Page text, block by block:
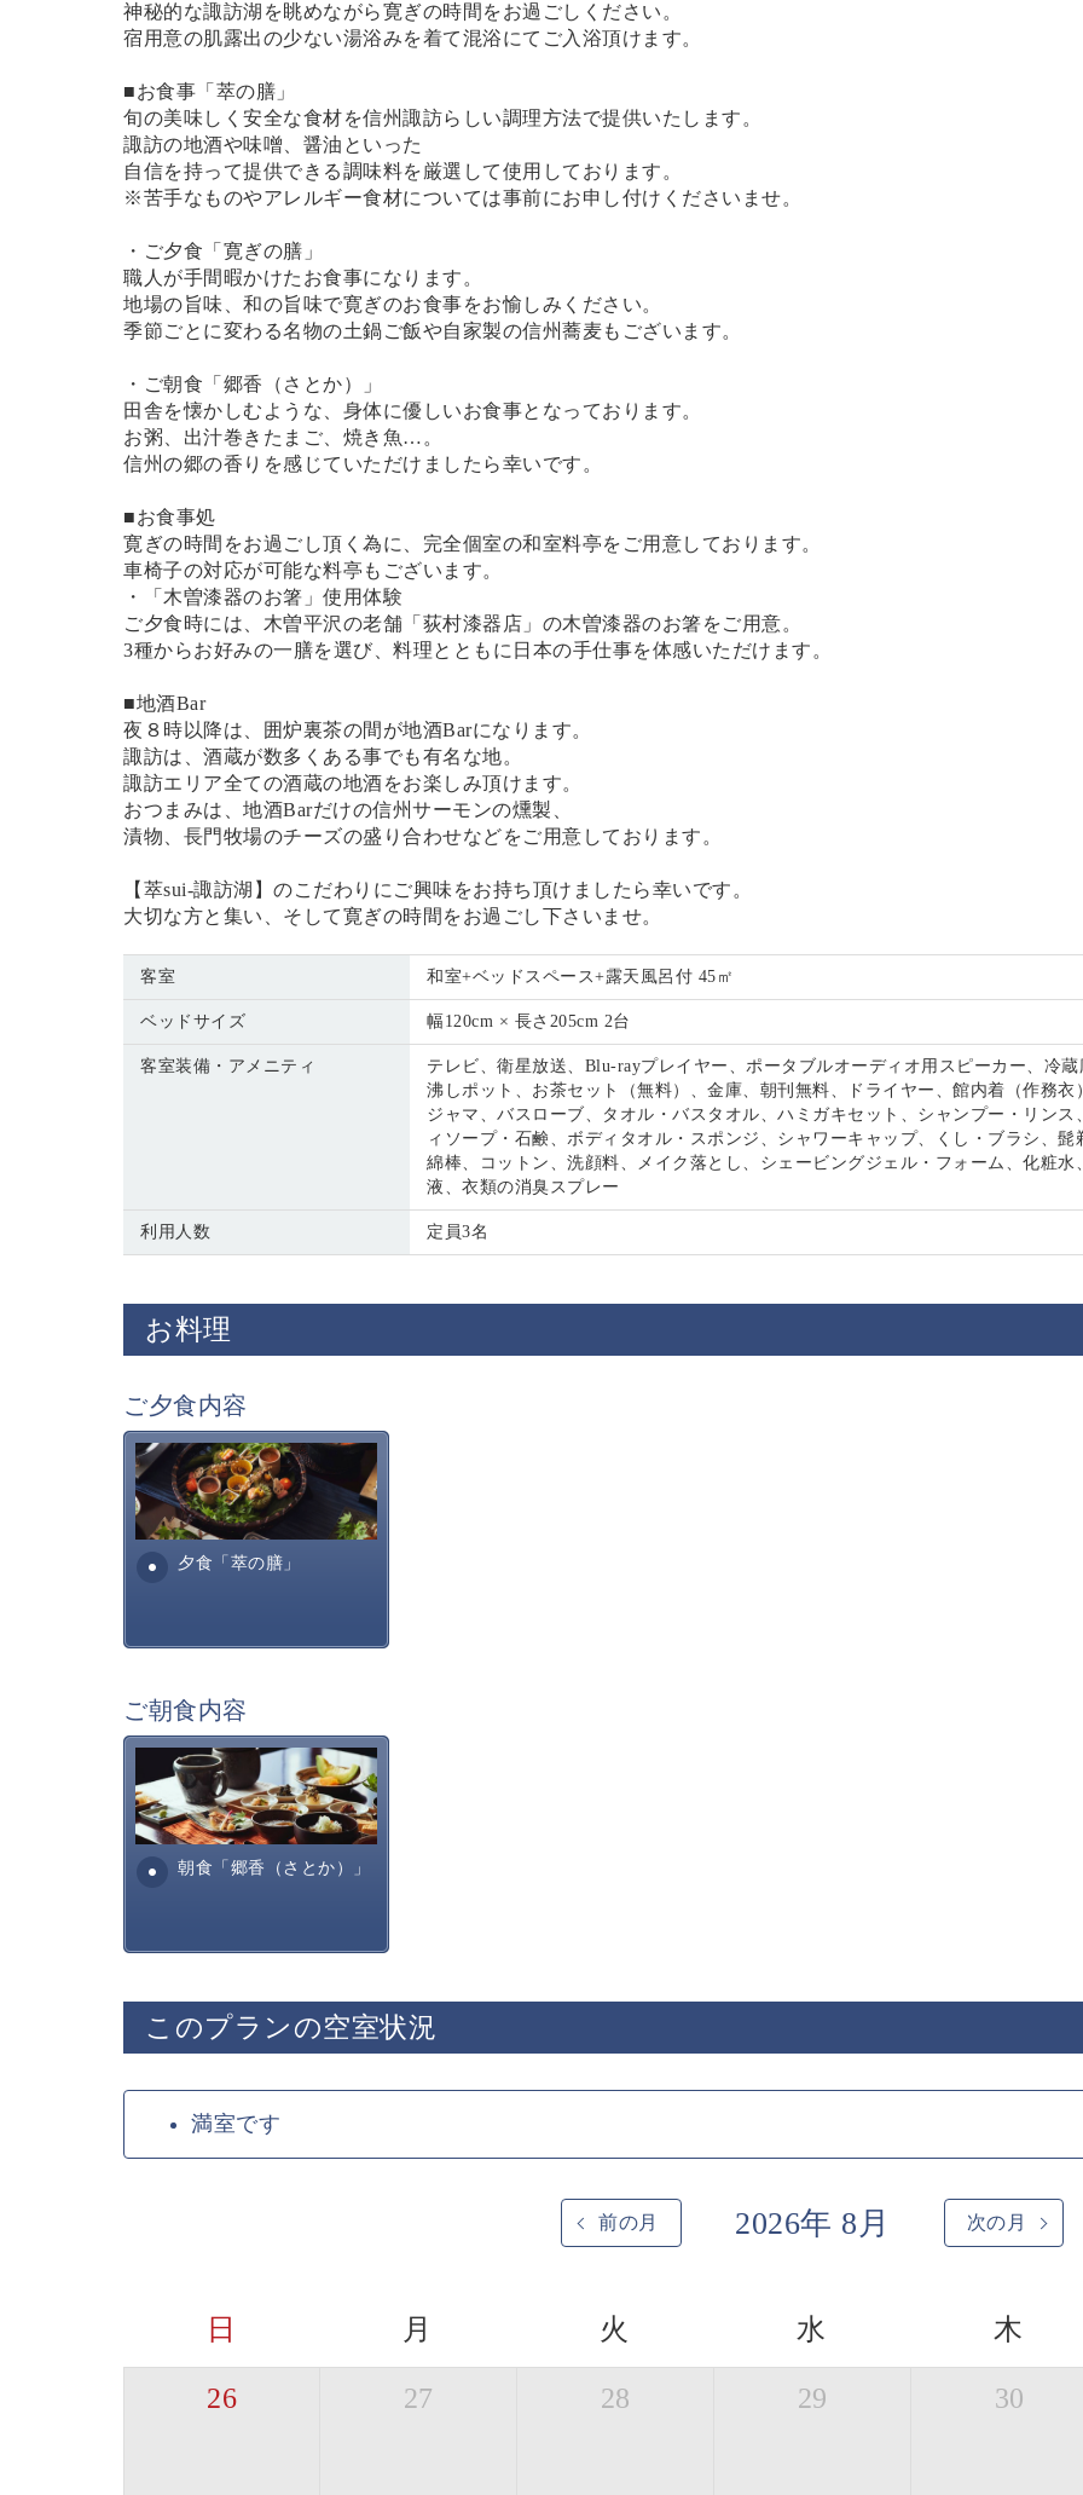
神秘的な諏訪湖を眺めながら寛ぎの時間をお過ごしください。
宿用意の肌露出の少ない湯浴みを着て混浴にてご入浴頂けます。
■お食事「萃の膳」
旬の美味しく安全な食材を信州諏訪らしい調理方法で提供いたします。
諏訪の地酒や味噌、醤油といった
自信を持って提供できる調味料を厳選して使用しております。
※苦手なものやアレルギー食材については事前にお申し付けくださいませ。
・ご夕食「寛ぎの膳」
職人が手間暇かけたお食事になります。
地場の旨味、和の旨味で寛ぎのお食事をお愉しみください。
季節ごとに変わる名物の土鍋ご飯や自家製の信州蕎麦もございます。
・ご朝食「郷香（さとか）」
田舎を懐かしむような、身体に優しいお食事となっております。
お粥、出汁巻きたまご、焼き魚…。
信州の郷の香りを感じていただけましたら幸いです。
■お食事処
寛ぎの時間をお過ごし頂く為に、完全個室の和室料亭をご用意しております。
車椅子の対応が可能な料亭もございます。
・「木曽漆器のお箸」使用体験
ご夕食時には、木曽平沢の老舗「荻村漆器店」の木曽漆器のお箸をご用意。
3種からお好みの一膳を選び、料理とともに日本の手仕事を体感いただけます。
■地酒Bar
夜８時以降は、囲炉裏茶の間が地酒Barになります。
諏訪は、酒蔵が数多くある事でも有名な地。
諏訪エリア全ての酒蔵の地酒をお楽しみ頂けます。
おつまみは、地酒Barだけの信州サーモンの燻製、
漬物、長門牧場のチーズの盛り合わせなどをご用意しております。
【萃sui-諏訪湖】のこだわりにご興味をお持ち頂けましたら幸いです。
大切な方と集い、そして寛ぎの時間をお過ごし下さいませ。
客室 和室+ベッドスペース+露天風呂付 45㎡
ベッドサイズ 幅120cm × 長さ205cm 2台
客室装備・アメニティ
テレビ、衛星放送、Blu-rayプレイヤー、ポータブルオーディオ用スピーカー、冷蔵
沸しポット、お茶セット（無料）、金庫、朝刊無料、ドライヤー、館内着（作務衣
ジャマ、バスローブ、タオル・バスタオル、ハミガキセット、シャンプー・リンス
ィソープ・石鹸、ボディタオル・スポンジ、シャワーキャップ、くし・ブラシ、髭
綿棒、コットン、洗顔料、メイク落とし、シェービングジェル・フォーム、化粧水
液、衣類の消臭スプレー
利用人数 定員3名
お料理
ご夕食内容
夕食「萃の膳」
萃sui-諏訪湖のお食事は、旬
の美味しく安全な食材を信州
諏訪らしい調理方法で提供す
る萃諏訪湖の料理全...
ご朝食内容
朝食「郷香（さとか）」
田舎を懐かしむような、そし
て身体に優しいお食事内容と
なっております。お粥・出汁
巻きたまご、焼き魚・・...
このプランの空室状況
満室です
前の月 2026年 8月 次の月
日 月 火 水 木
26 27 28 29 30